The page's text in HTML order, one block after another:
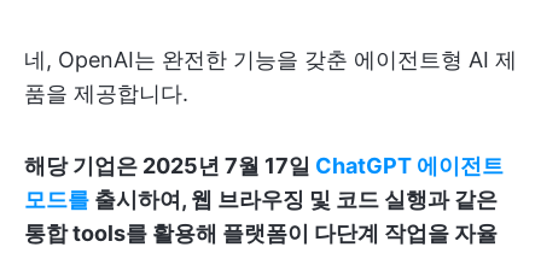
네, OpenAI는 완전한 기능을 갖춘 에이전트형 AI 제
품을 제공합니다.
해당 기업은 2025년 7월 17일 ChatGPT 에이전트
모드를 출시하여, 웹 브라우징 및 코드 실행과 같은
통합 tools를 활용해 플랫폼이 다단계 작업을 자율